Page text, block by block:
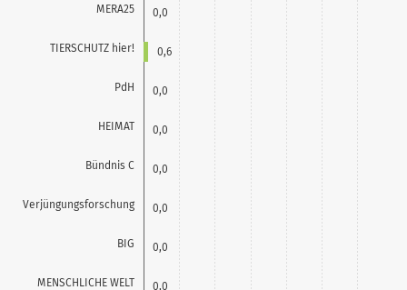
MERA25
TIERSCHUTZ hier!
PdH
HEIMAT
Bündnis C
Verjüngungsforschung
BIG
MENSCHLICHE WELT
0,0
0,6
0,0
0,0
0,0
0,0
0,0
0,0